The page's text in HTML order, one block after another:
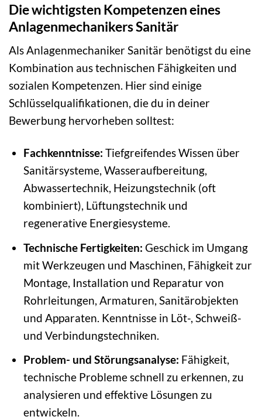
Die wichtigsten Kompetenzen eines
Anlagenmechanikers Sanitär
Als Anlagenmechaniker Sanitär benötigst du eine
Kombination aus technischen Fähigkeiten und
sozialen Kompetenzen. Hier sind einige
Schlüsselqualifikationen, die du in deiner
Bewerbung hervorheben solltest:
Fachkenntnisse: Tiefgreifendes Wissen über
Sanitärsysteme, Wasseraufbereitung,
Abwassertechnik, Heizungstechnik (oft
kombiniert), Lüftungstechnik und
regenerative Energiesysteme.
Technische Fertigkeiten: Geschick im Umgang
mit Werkzeugen und Maschinen, Fähigkeit zur
Montage, Installation und Reparatur von
Rohrleitungen, Armaturen, Sanitärobjekten
und Apparaten. Kenntnisse in Löt-, Schweiß-
und Verbindungstechniken.
Problem- und Störungsanalyse: Fähigkeit,
technische Probleme schnell zu erkennen, zu
analysieren und effektive Lösungen zu
entwickeln.